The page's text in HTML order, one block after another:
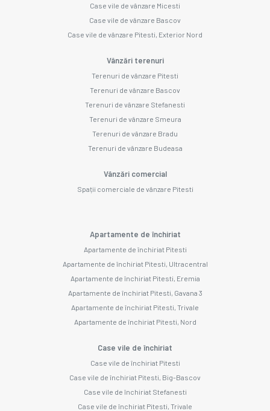
Case vile de vânzare Micesti
Case vile de vânzare Bascov
Case vile de vânzare Pitesti, Exterior Nord
Vânzări terenuri
Terenuri de vânzare Pitesti
Terenuri de vânzare Bascov
Terenuri de vânzare Stefanesti
Terenuri de vânzare Smeura
Terenuri de vânzare Bradu
Terenuri de vânzare Budeasa
Vânzări comercial
Spații comerciale de vânzare Pitesti
Apartamente de închiriat
Apartamente de închiriat Pitesti
Apartamente de închiriat Pitesti, Ultracentral
Apartamente de închiriat Pitesti, Eremia
Apartamente de închiriat Pitesti, Gavana 3
Apartamente de închiriat Pitesti, Trivale
Apartamente de închiriat Pitesti, Nord
Case vile de închiriat
Case vile de închiriat Pitesti
Case vile de închiriat Pitesti, Big-Bascov
Case vile de închiriat Stefanesti
Case vile de închiriat Pitesti, Trivale